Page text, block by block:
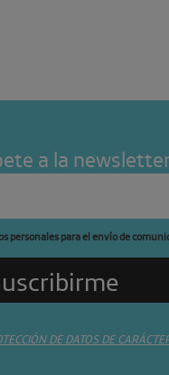
a la
personales para el envío de
DE DATOS DE